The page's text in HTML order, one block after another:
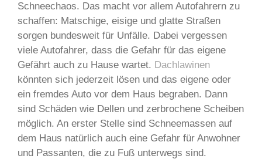
Schneechaos. Das macht vor allem Autofahrern zu
schaffen: Matschige, eisige und glatte Straßen
sorgen bundesweit für Unfälle. Dabei vergessen
viele Autofahrer, dass die Gefahr für das eigene
Gefährt auch zu Hause wartet. Dachlawinen
könnten sich jederzeit lösen und das eigene oder
ein fremdes Auto vor dem Haus begraben. Dann
sind Schäden wie Dellen und zerbrochene Scheiben
möglich. An erster Stelle sind Schneemassen auf
dem Haus natürlich auch eine Gefahr für Anwohner
und Passanten, die zu Fuß unterwegs sind.